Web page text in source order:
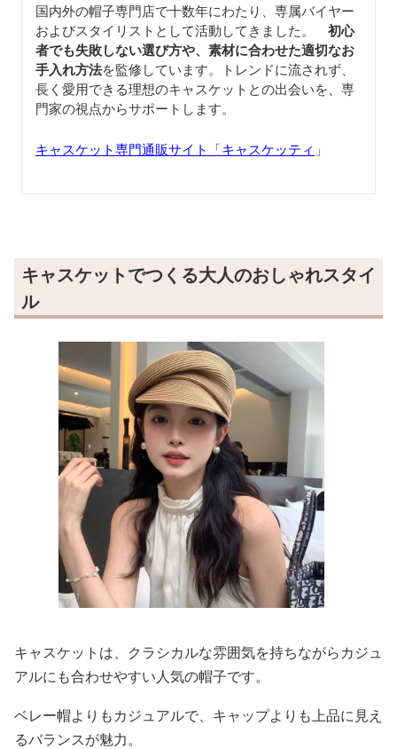
国内外の帽子専門店で十数年にわたり、専属バイヤー
およびスタイリストとして活動してきました。
初心
者でも失敗しない選び方や、素材に合わせた適切なお
手入れ方法を監修しています。トレンドに流されず、
長く愛用できる理想のキャスケットとの出会いを、専
門家の視点からサポートします。
キャスケット専門通販サイト「キャスケッティ 」
キャスケットでつくる大人のおしゃれスタイ
ル
キャスケットは、クラシカルな雰囲気を持ちながらカジュ
アルにも合わせやすい人気の帽子です。
ベレー帽よりもカジュアルで、キャップよりも上品に見え
るバランスが魅力。